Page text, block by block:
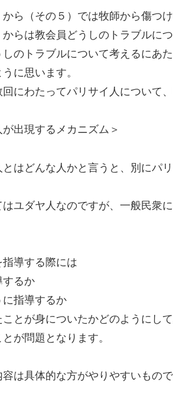
ら（その５）では牧師から傷つ
らは教会員どうしのトラブルにつ
のトラブルについて考えるにあ
に思います。
にわたってパリサイ人について
が出現するメカニズム＞
はどんな人かと言うと、別にパ
ユダヤ人なのですが、一般民衆
導する際には
るか
指導するか
が身についたかどのようにし
問題となります。
は具体的な方がやりやすいもので